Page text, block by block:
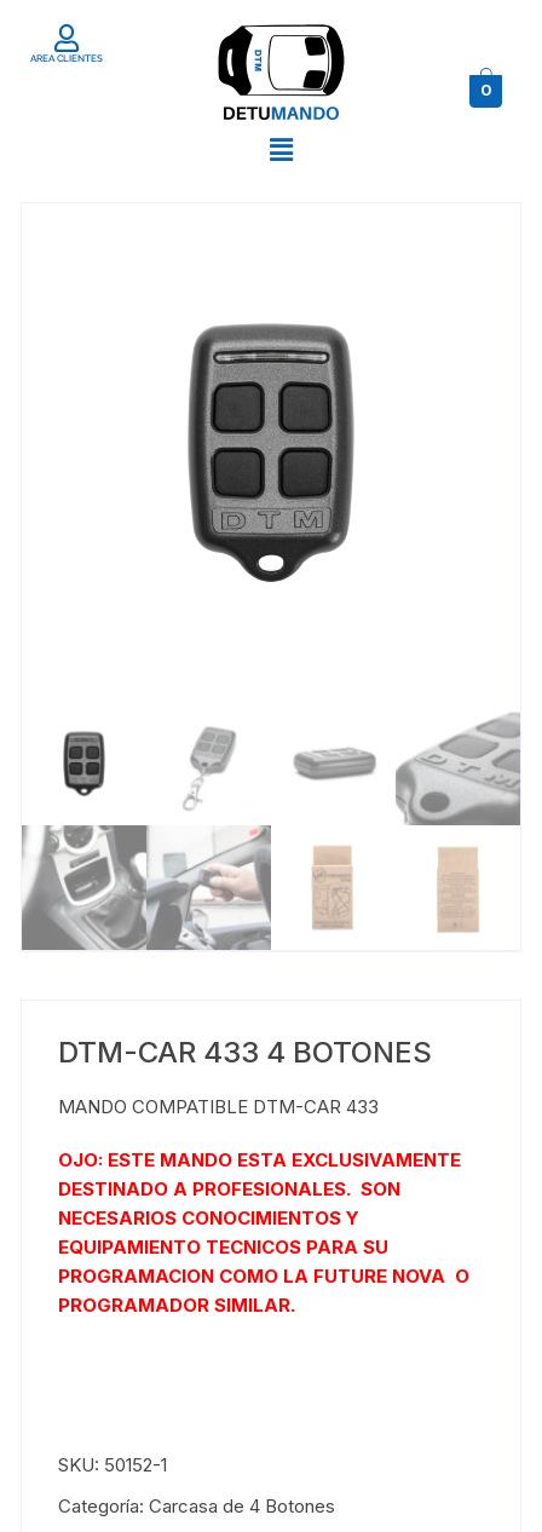
AREA CLIENTES
0
DTM-CAR 433 4 BOTONES
MANDO COMPATIBLE DTM-CAR 433
OJO: ESTE MANDO ESTA EXCLUSIVAMENTE
DESTINADO A PROFESIONALES. SON
NECESARIOS CONOCIMIENTOS Y
EQUIPAMIENTO TECNICOS PARA SU
PROGRAMACION COMO LA FUTURE NOVA O
PROGRAMADOR SIMILAR.
SKU: 50152-1
Categoría:Carcasa de 4 Botones